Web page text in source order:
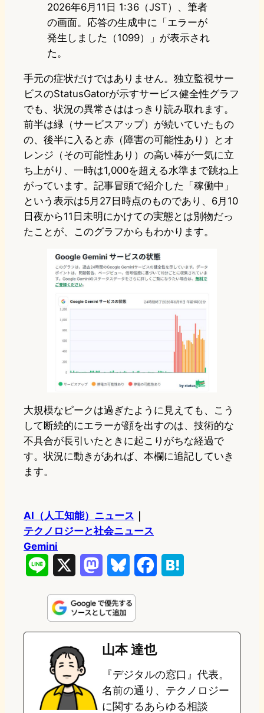
2026年6月11日 1:36（JST）、筆者
の画面。応答の生成中に「エラーが
発生しました（1099）」が表示され
た。
手元の症状だけではありません。独立監視サー
ビスのStatusGatorが示すサービス健全性グラフ
でも、状況の異常さははっきり読み取れます。
前半は緑（サービスアップ）が続いていたもの
の、後半に入ると赤（障害の可能性あり）とオ
レンジ（その可能性あり）の高い棒が一気に立
ち上がり、一時は1,000を超える水準まで跳ね上
がっています。記事冒頭で紹介した「稼働中」
という表示は5月27日時点のものであり、6月10
日夜から11日未明にかけての実態とは別物だっ
たことが、このグラフからもわかります。
大規模なピークは過ぎたように見えても、こう
して断続的にエラーが顔を出すのは、技術的な
不具合が長引いたときに起こりがちな経過で
す。状況に動きがあれば、本欄に追記していき
ます。
AI（人工知能）ニュース
テクノロジーと社会ニュース
Gemini
n
e
s
t
o
o
u
e
s
k
e
b
o
o
e
a
山本 達也
『デジタルの窓口』代表。
名前の通り、テクノロジー
に関するあらゆる相談